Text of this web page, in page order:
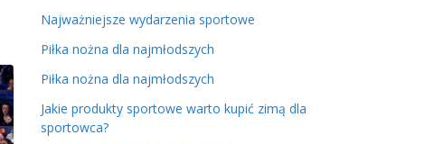
Najważniejsze wydarzenia sportowe
Piłka nożna dla najmłodszych
Piłka nożna dla najmłodszych
Jakie produkty sportowe warto kupić zimą dla
sportowca?